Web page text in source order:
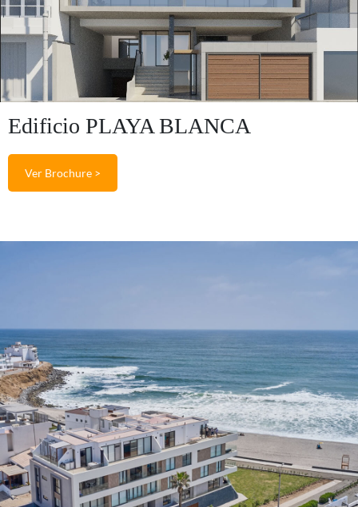
Edificio PLAYA BLANCA
Ver Brochure >